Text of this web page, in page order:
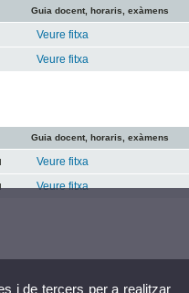
Guia docent, horaris, exàmens
Veure fitxa
Veure fitxa
Guia docent, horaris, exàmens
Veure fitxa
Veure fitxa
i de tercers per a realitzar